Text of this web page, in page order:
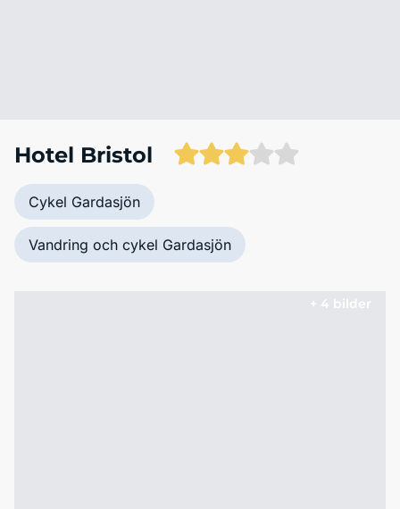
Hotel Bristol
Cykel Gardasjön
Vandring och cykel Gardasjön
+ 4 bilder